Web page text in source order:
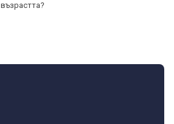
възрастта?